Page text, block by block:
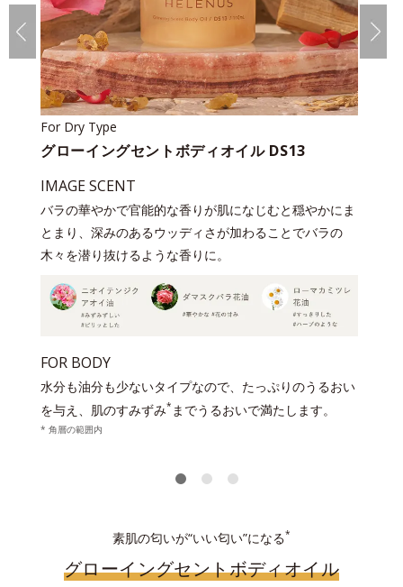
For Dry Type
グローイングセントボディオイル DS13
IMAGE SCENT
バラの華やかで官能的な香りが肌になじむと穏やかにま
とまり、深みのあるウッディさが加わることでバラの
木々を潜り抜けるような香りに。
FOR BODY
水分も油分も少ないタイプなので、たっぷりのうるおい
を与え、肌のすみずみ* までうるおいで満たします。
* 角層の範囲内
素肌の匂いが“いい匂い”になる*
グローイングセントボディオイル